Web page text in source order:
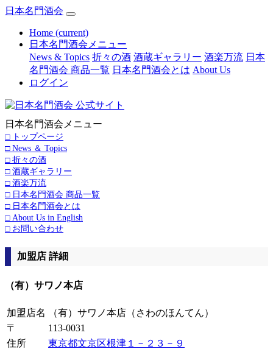
日本名門酒会
Home (current)
日本名門酒会メニュー
News & Topics 折々の酒 酒蔵ギャラリー 酒楽万流 日本
名門酒会 商品一覧 日本名門酒会とは About Us
ログイン
日本名門酒会メニュー
□ トップページ
□ News ＆ Topics
□ 折々の酒
□ 酒蔵ギャラリー
□ 酒楽万流
□ 日本名門酒会 商品一覧
□ 日本名門酒会とは
□ About Us in English
□ お問い合わせ
加盟店 詳細
（有）サワノ本店
加盟店名 （有）サワノ本店 （さわのほんてん）
〒
113-0031
住所
東京都文京区根津１－２３－９